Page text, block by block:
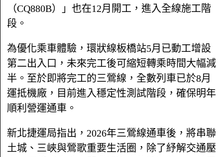
（CQ880B）」也在12月開工，進入全線施工階
段。
為優化乘車體驗，環狀線板橋站5月已動工增設
第二出入口，未來完工後可縮短轉乘時間大幅減
半。至於即將完工的三鶯線，全數列車已於8月
運抵機廠，目前進入穩定性測試階段，確保明年
順利營運通車。
新北捷運局指出，2026年三鶯線通車後，將串聯
土城、三峽與鶯歌重要生活圈，除了紓解交通壓